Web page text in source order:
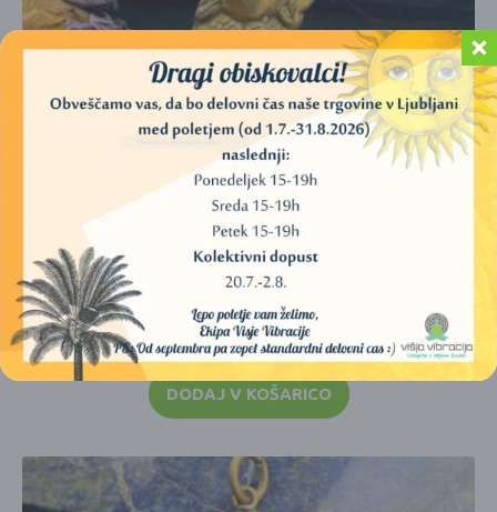
OBESEK BOGINJE SEKHMET – PROFIL – IZ EGIPTA
30,00€
DODAJ V KOŠARICO